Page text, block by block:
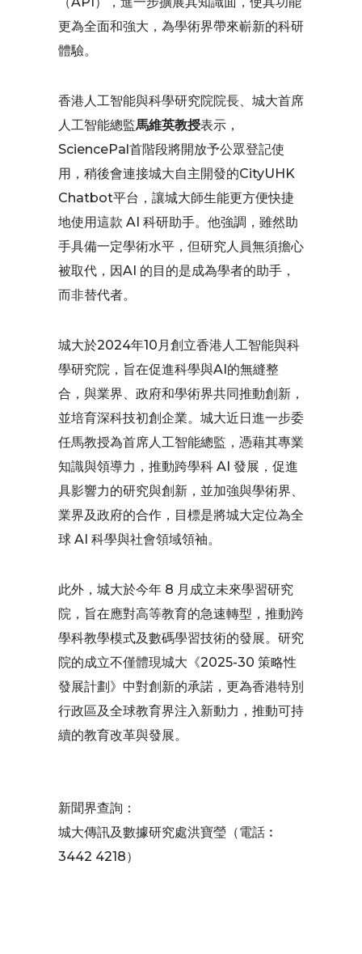
更為全面和強大，為學術界帶來嶄新的科研
體驗。
香港人工智能與科學研究院院長、城大首席
人工智能總監馬維英教授表示，
SciencePal首階段將開放予公眾登記使
用，稍後會連接城大自主開發的CityUHK
Chatbot平台，讓城大師生能更方便快捷
地使用這款 AI 科研助手。他強調，雖然助
手具備一定學術水平，但研究人員無須擔心
被取代，因AI 的目的是成為學者的助手，
而非替代者。
城大於2024年10月創立香港人工智能與科
學研究院，旨在促進科學與AI的無縫整
合，與業界、政府和學術界共同推動創新，
並培育深科技初創企業。城大近日進一步委
任馬教授為首席人工智能總監，憑藉其專業
知識與領導力，推動跨學科 AI 發展，促進
具影響力的研究與創新，並加強與學術界、
業界及政府的合作，目標是將城大定位為全
球 AI 科學與社會領域領袖。
此外，城大於今年 8 月成立未來學習研究
院，旨在應對高等教育的急速轉型，推動跨
學科教學模式及數碼學習技術的發展。研究
院的成立不僅體現城大《2025-30 策略性
發展計劃》中對創新的承諾，更為香港特別
行政區及全球教育界注入新動力，推動可持
續的教育改革與發展。
新聞界查詢：
城大傳訊及數據研究處洪寶瑩（電話︰
3442 4218）